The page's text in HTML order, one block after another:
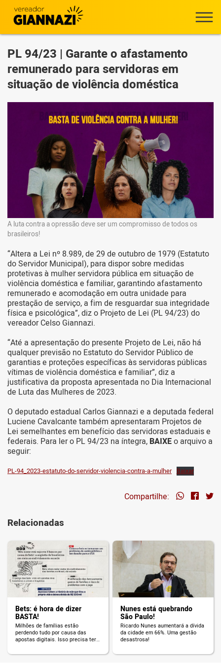
PL 94/23 | Garante o afastamento
remunerado para servidoras em
situação de violência doméstica
A luta contra a opressão deve ser um compromisso de todos os
brasileiros!
“Altera a Lei nº 8.989, de 29 de outubro de 1979 (Estatuto
do Servidor Municipal), para dispor sobre medidas
protetivas à mulher servidora pública em situação de
violência doméstica e familiar, garantindo afastamento
remunerado e acomodação em outra unidade para
prestação de serviço, a fim de resguardar sua integridade
física e psicológica”, diz o Projeto de Lei (PL 94/23) do
vereador Celso Giannazi.
“Até a apresentação do presente Projeto de Lei, não há
qualquer previsão no Estatuto do Servidor Público de
garantias e proteções específicas às servidoras públicas
vítimas de violência doméstica e familiar”, diz a
justificativa da proposta apresentada no Dia Internacional
de Luta das Mulheres de 2023.
O deputado estadual Carlos Giannazi e a deputada federal
Luciene Cavalcante também apresentaram Projetos de
Lei semelhantes em benefício das servidoras estaduais e
federais. Para ler o PL 94/23 na íntegra, BAIXEo arquivo a
seguir:
PL-94_2023-estatuto-do-servidor-violencia-contra-a-mulher Baixar
Compartilhe:
Relacionadas
Bets: é hora de dizer
BASTA!
Milhões de famílias estão
perdendo tudo por causa das
apostas digitais. Isso precisa ter
Nunes está quebrando
São Paulo!
Ricardo Nunes aumentará a dívida
da cidade em 66%. Uma gestão
desastrosa!